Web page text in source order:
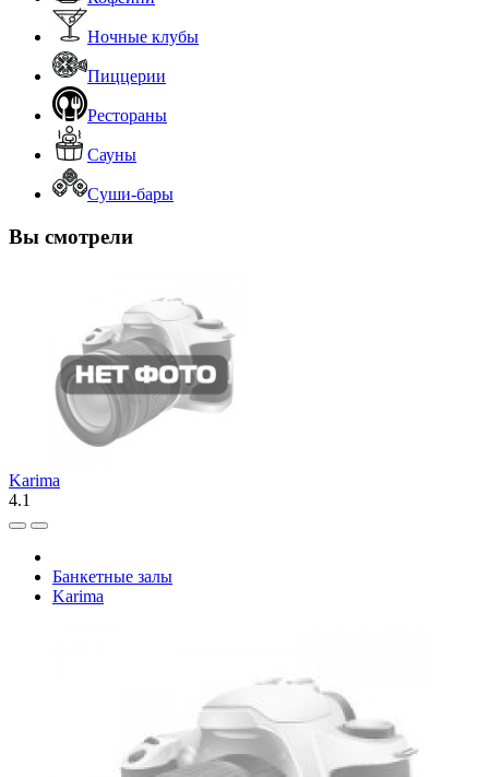
Ночные клубы
Пиццерии
Рестораны
Сауны
Суши-бары
Вы смотрели
Karima
4.1
Банкетные залы
Karima